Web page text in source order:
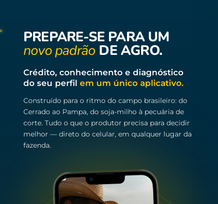
PREPARE-SE PARA UM
novo padrão DE AGRO.
Crédito, conhecimento e diagnóstico
do seu perfil em um único aplicativo.
Construído para o ritmo do campo brasileiro: do
Cerrado ao Pampa, do soja-milho à pecuária de
corte. Tudo o que o produtor precisa para decidir
melhor — direto do celular, em qualquer lugar da
fazenda.